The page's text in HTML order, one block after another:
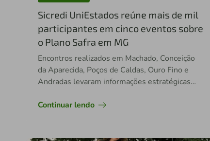
Sicredi UniEstados reúne mais de mil
participantes em cinco eventos sobre
o Plano Safra em MG
Encontros realizados em Machado, Conceição
da Aparecida, Poços de Caldas, Ouro Fino e
Andradas levaram informações estratégicas
2026/2027
Continuar lendo